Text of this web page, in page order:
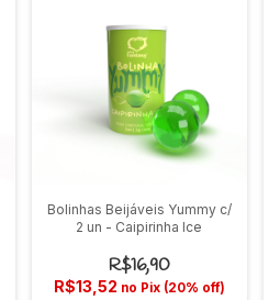
Bolinhas Beijáveis Yummy c/
2 un - Caipirinha Ice
R$16,90
R$13,52 no Pix (20% off)